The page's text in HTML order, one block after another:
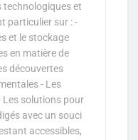
et
particulier sur : -
et le stockage
en matière de
découvertes
- Les
solutions pour
avec un souci
accessibles,